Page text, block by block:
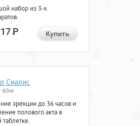
набор из 3-х
Р Купить
Сиалис
60мг
эрекции до 36 часов и
полового акта в
таблетке.